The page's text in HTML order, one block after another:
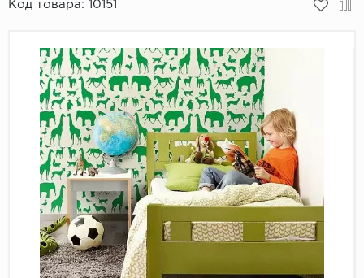
Bonkeel
Classen
CorkArt Vinyl
CronaFloor
Damy Floor
Decoria
Пробковое покрытие
Код товара: 10151